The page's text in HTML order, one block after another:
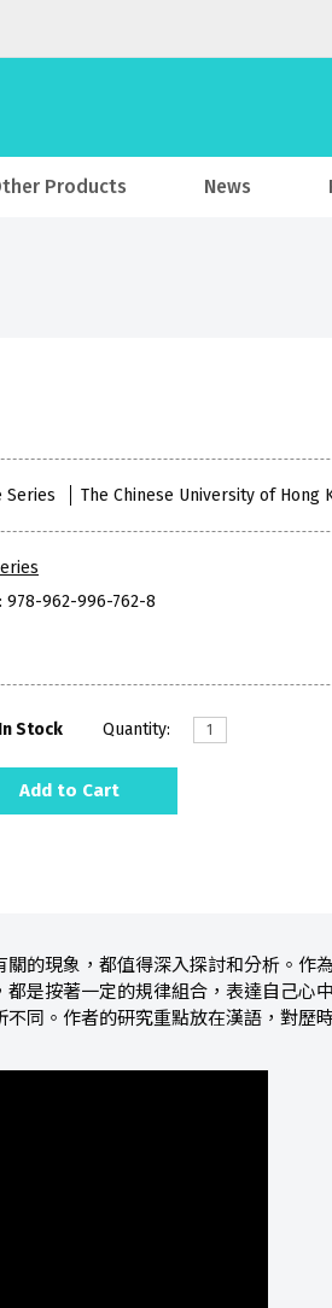
Products News
Series The Chinese University of Hong
978-962-996-762-8
In Stock Quantity:
Add to Cart
的現象，都值得深入探討和分析。作
是按著一定的規律組合，表達自己心
同。作者的研究重點放在漢語，對歷